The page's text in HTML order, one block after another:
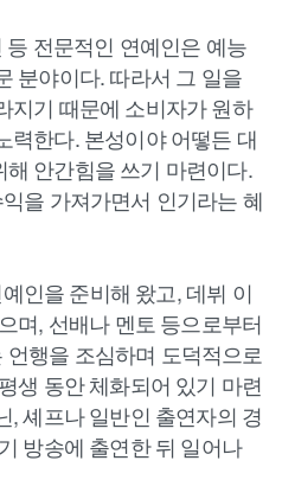
전문적인 연예인은 예능
분야이다. 따라서 그 일을
지기 때문에 소비자가 원하
력한다. 본성이야 어떻든 대
안간힘을 쓰기 마련이다.
을 가져가면서 인기라는 혜
인을 준비해 왔고, 데뷔 이
며, 선배나 멘토 등으로부터
행을 조심하며 도덕적으로
생 동안 체화되어 있기 마련
, 셰프나 일반인 출연자의 경
방송에 출연한 뒤 일어나